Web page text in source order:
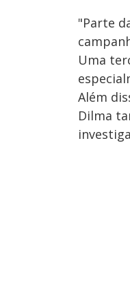
"Parte
Uma
Além
Dilma